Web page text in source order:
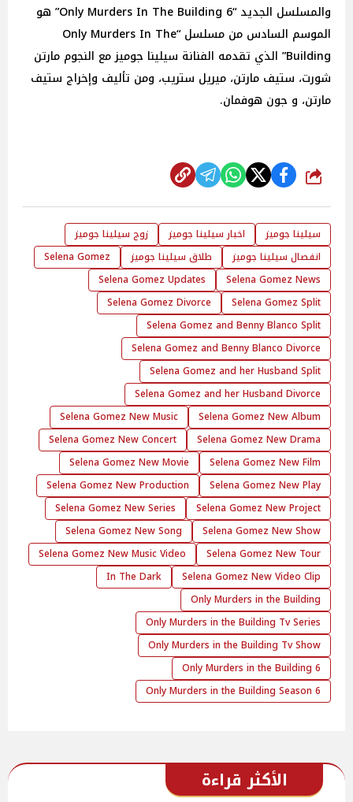
والمسلسل الجديد “6 Only Murders In The Building” هو
الموسم السادس من مسلسل “Only Murders In The
Building” الذي تقدمه الفنانة سيلينا جوميز مع النجوم مارتن
شورت، ستيف مارتن، ميريل ستريب، ومن تأليف وإخراج ستيف
مارتن، و جون هوفمان.
شارك
سيلينا جوميز اخبار سيلينا جوميز
زوج سيلينا جوميز
انفصال سيلينا جوميز
طلاق سيلينا جوميز
Selena Gomez
Selena Gomez News
Selena Gomez Updates
Selena Gomez Split
Selena Gomez Divorce
Selena Gomez and Benny Blanco Split
Selena Gomez and Benny Blanco Divorce
Selena Gomez and her Husband Split
Selena Gomez and her Husband Divorce
Selena Gomez New Album
Selena Gomez New Music
Selena Gomez New Drama
Selena Gomez New Concert
Selena Gomez New Film
Selena Gomez New Movie
Selena Gomez New Play
Selena Gomez New Production
Selena Gomez New Project
Selena Gomez New Series
Selena Gomez New Show
Selena Gomez New Song
Selena Gomez New Tour
Selena Gomez New Music Video
Selena Gomez New Video Clip
In The Dark
Only Murders in the Building
Only Murders in the Building Tv Series
Only Murders in the Building Tv Show
Only Murders in the Building 6
Only Murders in the Building Season 6
الأكثر قراءة